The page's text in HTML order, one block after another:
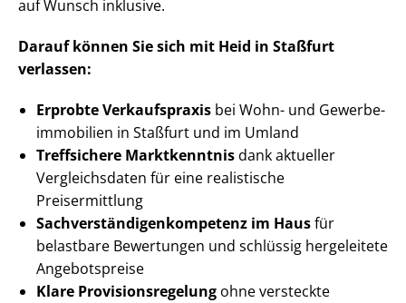
auf Wunsch inklusive.
Darauf können Sie sich mit Heid in Staßfurt
verlassen:
Erprobte Verkaufspraxis bei Wohn- und Ge­wer­be­
im­mo­bi­li­en in Staßfurt und im Umland
Treffsichere Marktkenntnisdank aktueller
Vergleichsdaten für eine realistische
Preisermittlung
Sach­ver­stän­di­gen­kom­pe­tenz im Hausfür
belastbare Bewertungen und schlüssig hergeleitete
Angebotspreise
Klare Pro­vi­si­ons­re­ge­lung ohne versteckte